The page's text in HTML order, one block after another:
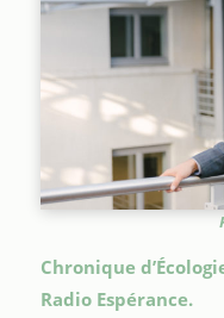
Chronique
Radio Espérance.